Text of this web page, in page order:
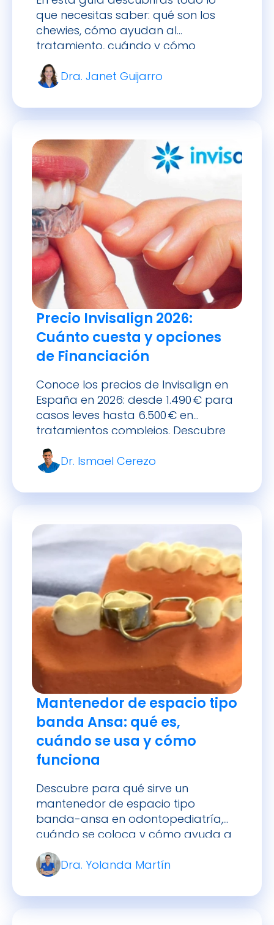
que necesitas saber: qué son los
chewies, cómo ayudan al
tratamiento, cuándo y cómo
usarlos correctamente, sus
beneficios e incluso alternativas.
Dra. Janet Guijarro
Precio Invisalign 2026:
Cuánto cuesta y opciones
de Financiación
Conoce los precios de Invisalign en
España en 2026: desde 1.490 € para
casos leves hasta 6.500 € en
tratamientos complejos. Descubre
cómo financiarlo.
Dr. Ismael Cerezo
Mantenedor de espacio tipo
banda Ansa: qué es,
cuándo se usa y cómo
funciona
Descubre para qué sirve un
mantenedor de espacio tipo
banda-ansa en odontopediatría,
cuándo se coloca y cómo ayuda a
preservar la alineación dental tras
la pérdida de un diente de leche.
Dra. Yolanda Martín